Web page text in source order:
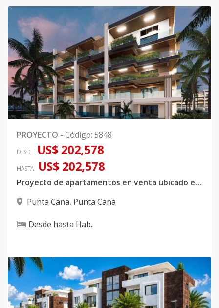
PROYECTO - Código: 5848
DESDE US$ 202,578
HASTA US$ 202,578
Proyecto de apartamentos en venta ubicado en Punta Cana
Punta Cana, Punta Cana
Desde hasta Hab.